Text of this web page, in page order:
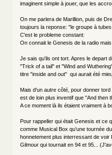
imaginent simple à jouer, que les
On me parlera de Marillion, puis de
toujours la reponse: "le groupe à
C'est le probleme constant:
On connait le Genesis de la radio
Je sais qu'ils ont tort. Apres le depart
"Trick of a tail" et "Wind and
titre "inside and out" qui aurait été
Mais d'un autre côté, pour donner
est de loin plus inventif que "And then
A ce moment là ils étaient vraiment à
Pour rappeller qui était Genesis et ce
comme Musical Box qu'une tournée
honnetement plus interressant de
Gilmour qui tournait en 94 et 95...